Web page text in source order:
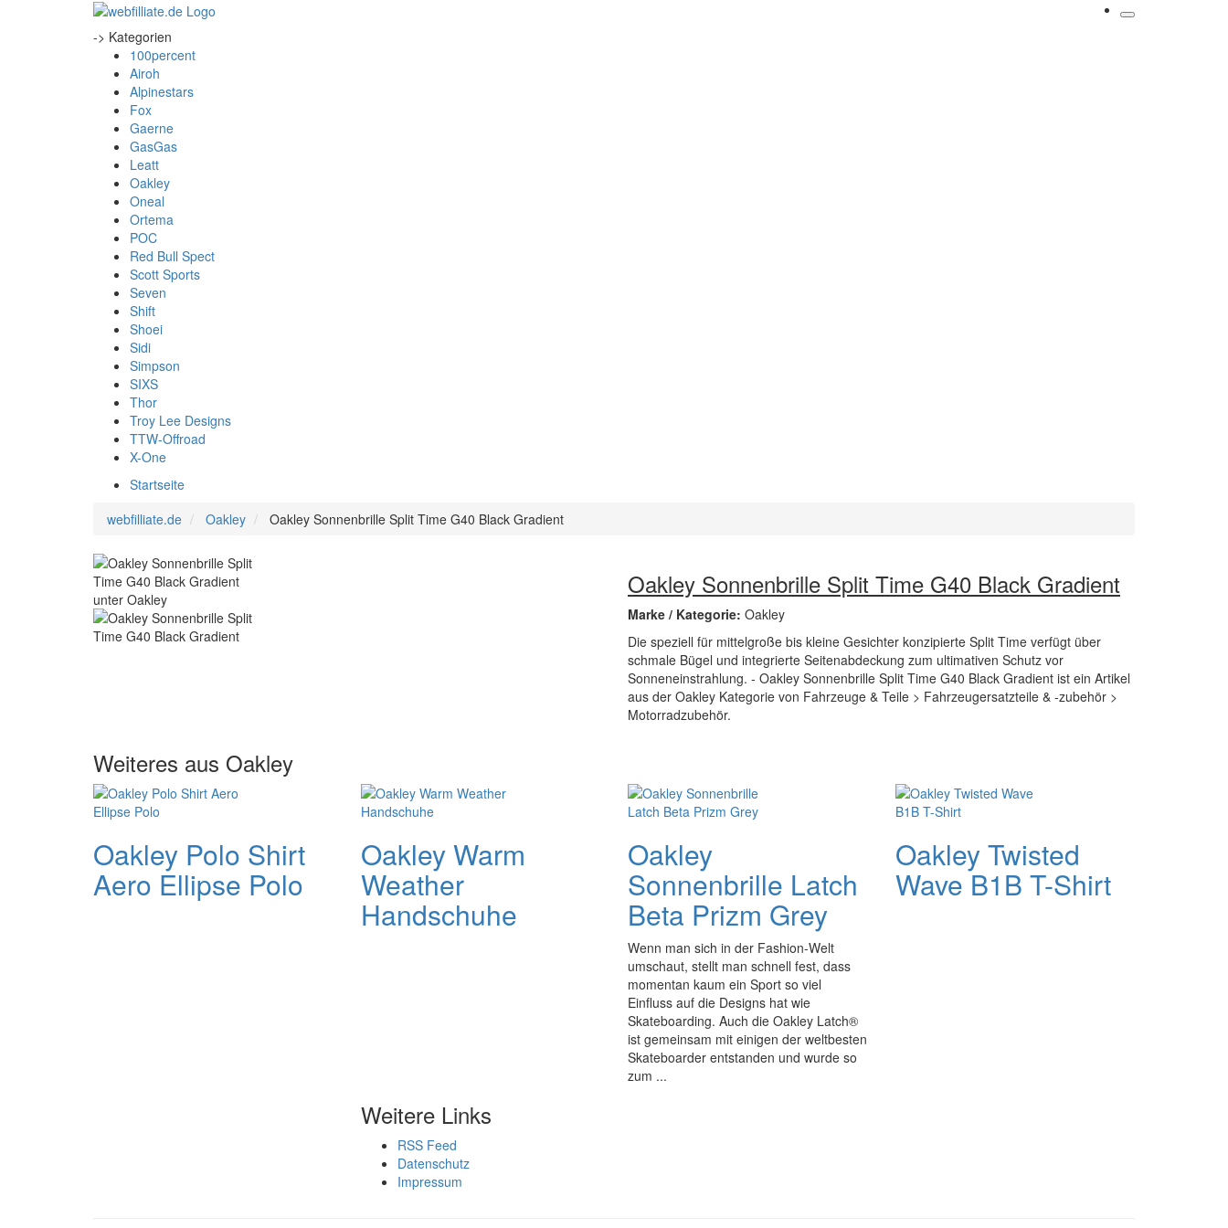
-> Kategorien
100percent
Airoh
Alpinestars
Fox
Gaerne
GasGas
Leatt
Oakley
Oneal
Ortema
POC
Red Bull Spect
Scott Sports
Seven
Shift
Shoei
Sidi
Simpson
SIXS
Thor
Troy Lee Designs
TTW-Offroad
X-One
Startseite
webfilliate.de
Oakley Oakley Sonnenbrille Split Time G40 Black Gradient
Oakley Sonnenbrille Split Time G40 Black Gradient
Marke / Kategorie: Oakley
Die speziell für mittelgroße bis kleine Gesichter konzipierte Split Time verfügt über
schmale Bügel und integrierte Seitenabdeckung zum ultimativen Schutz vor
Sonneneinstrahlung. - Oakley Sonnenbrille Split Time G40 Black Gradient ist ein Artikel
aus der Oakley Kategorie von Fahrzeuge & Teile > Fahrzeugersatzteile & -zubehör >
Motorradzubehör.
Weiteres aus Oakley
Oakley Polo Shirt
Aero Ellipse Polo
Oakley Warm
Weather
Handschuhe
Oakley
Sonnenbrille Latch
Beta Prizm Grey
Wenn man sich in der Fashion-Welt
umschaut, stellt man schnell fest, dass
momentan kaum ein Sport so viel
Einfluss auf die Designs hat wie
Skateboarding. Auch die Oakley Latch®
ist gemeinsam mit einigen der weltbesten
Skateboarder entstanden und wurde so
zum ...
Oakley Twisted
Wave B1B T-Shirt
Weitere Links
RSS Feed
Datenschutz
Impressum